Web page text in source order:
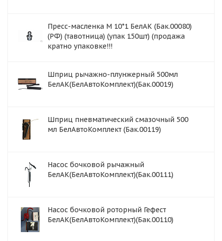
Пресс-масленка М 10*1 БелАК (Бак.00080)
(РФ) (тавотница) (упак 150шт) (продажа
кратно упаковке!!!
Шприц рычажно-плунжерный 500мл
БелАК(БелАвтоКомплект)(Бак.00019)
Шприц пневматический смазочный 500
мл БелАвтоКомплект (Бак.00119)
Насос бочковой рычажный
БелАК(БелАвтоКомплект)(Бак.00111)
Насос бочковой роторный Гефест
БелАК(БелАвтоКомплект)(Бак.00110)